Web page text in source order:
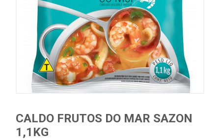
CALDO FRUTOS DO MAR SAZON
1,1KG